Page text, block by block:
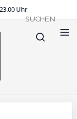
Uhr
SUCHEN